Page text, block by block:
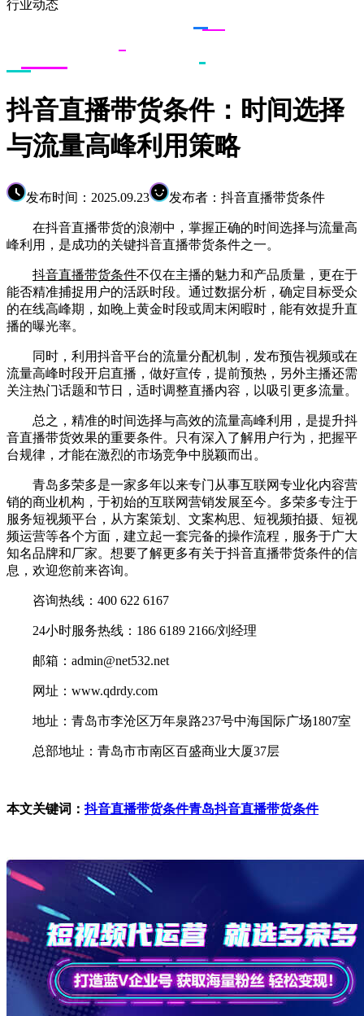
行业动态
抖音直播带货条件：时间选择
与流量高峰利用策略
发布时间：2025.09.23 发布者：抖音直播带货条件
在抖音直播带货的浪潮中，掌握正确的时间选择与流量高
峰利用，是成功的关键抖音直播带货条件之一。
抖音直播带货条件不仅在主播的魅力和产品质量，更在于
能否精准捕捉用户的活跃时段。通过数据分析，确定目标受众
的在线高峰期，如晚上黄金时段或周末闲暇时，能有效提升直
播的曝光率。
同时，利用抖音平台的流量分配机制，发布预告视频或在
流量高峰时段开启直播，做好宣传，提前预热，另外主播还需
关注热门话题和节日，适时调整直播内容，以吸引更多流量。
总之，精准的时间选择与高效的流量高峰利用，是提升抖
音直播带货效果的重要条件。只有深入了解用户行为，把握平
台规律，才能在激烈的市场竞争中脱颖而出。
青岛多荣多是一家多年以来专门从事互联网专业化内容营
销的商业机构，于初始的互联网营销发展至今。多荣多专注于
服务短视频平台，从方案策划、文案构思、短视频拍摄、短视
频运营等各个方面，建立起一套完备的操作流程，服务于广大
知名品牌和厂家。想要了解更多有关于抖音直播带货条件的信
息，欢迎您前来咨询。
咨询热线：400 622 6167
24小时服务热线：186 6189 2166/刘经理
邮箱：admin@net532.net
网址：www.qdrdy.com
地址：青岛市李沧区万年泉路237号中海国际广场1807室
总部地址：青岛市市南区百盛商业大厦37层
本文关键词：抖音直播带货条件青岛抖音直播带货条件